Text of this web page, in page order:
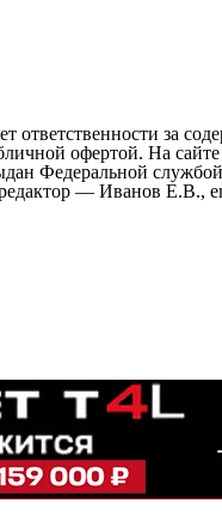
за
офертой. На
Федеральной
— Иванов Е.В.,